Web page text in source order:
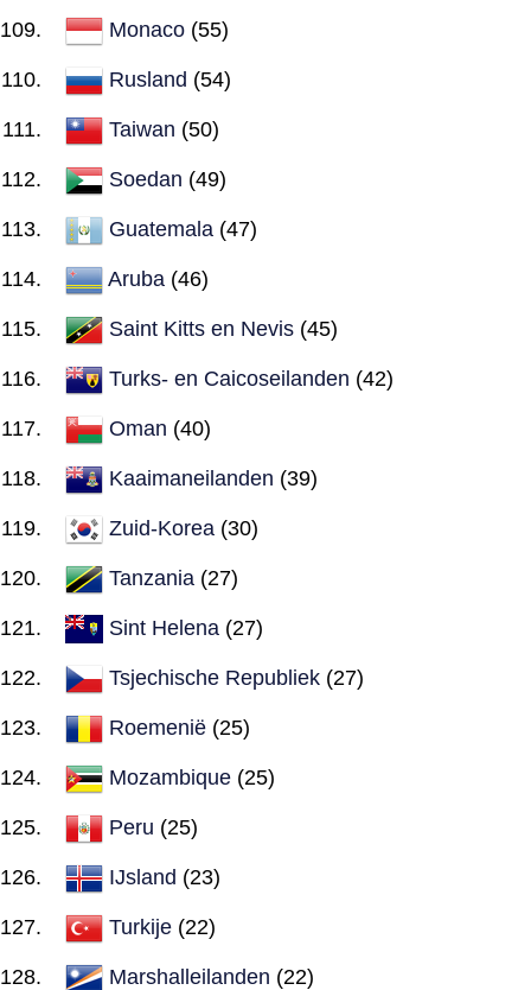
Monaco (55)
Rusland (54)
Taiwan (50)
Soedan (49)
Guatemala (47)
Aruba (46)
Saint Kitts en Nevis (45)
Turks- en Caicoseilanden (42)
Oman (40)
Kaaimaneilanden (39)
Zuid-Korea (30)
Tanzania (27)
Sint Helena (27)
Tsjechische Republiek (27)
Roemenië (25)
Mozambique (25)
Peru (25)
IJsland (23)
Turkije (22)
Marshalleilanden (22)